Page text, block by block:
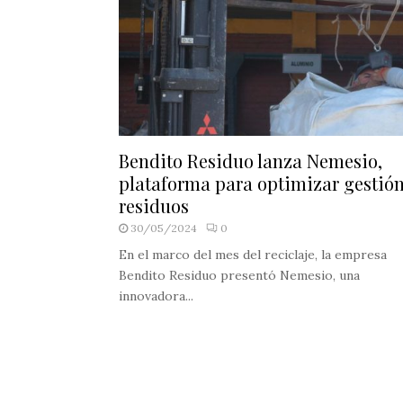
Bendito Residuo lanza Nemesio,
plataforma para optimizar
residuos
30/05/2024 0
En el marco del mes del reciclaje, la empresa
Bendito Residuo presentó Nemesio, una
innovadora...